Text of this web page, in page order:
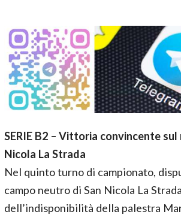
SERIE B2 – Vittoria convincente sul
Nicola La Strada
Nel quinto turno di campionato,
campo neutro di San Nicola La
dell’indisponibilità della palestra